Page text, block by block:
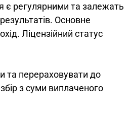
є регулярними та залежать
Основне
Ліцензійний статус
та перераховувати до
з суми виплаченого